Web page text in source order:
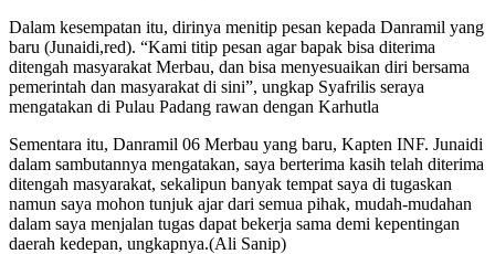
Dalam kesempatan itu, dirinya menitip pesan kepada Danramil yang
baru (Junaidi,red). “Kami titip pesan agar bapak bisa diterima
ditengah masyarakat Merbau, dan bisa menyesuaikan diri bersama
pemerintah dan masyarakat di sini”, ungkap Syafrilis seraya
mengatakan di Pulau Padang rawan dengan Karhutla
Sementara itu, Danramil 06 Merbau yang baru, Kapten INF. Junaidi
dalam sambutannya mengatakan, saya berterima kasih telah diterima
ditengah masyarakat, sekalipun banyak tempat saya di tugaskan
namun saya mohon tunjuk ajar dari semua pihak, mudah-mudahan
dalam saya menjalan tugas dapat bekerja sama demi kepentingan
daerah kedepan, ungkapnya.(Ali Sanip)